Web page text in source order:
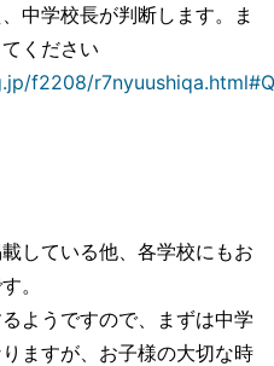
中学校長が判断します。ま
ください
f2208/
している他、各学校にもお
。
ようですので、まずは中学
ますが、お子様の大切な時